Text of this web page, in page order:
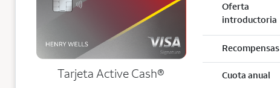
Tarjeta Active Cash®
Oferta
introductoria
Recompensas
Cuota anual